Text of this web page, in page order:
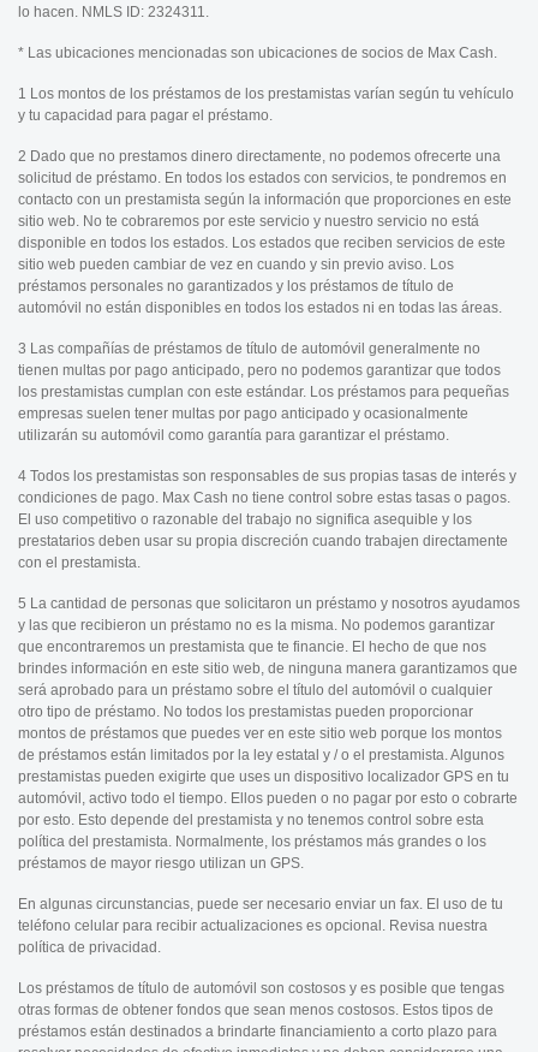
lo hacen. NMLS ID: 2324311.
* Las ubicaciones mencionadas son ubicaciones de socios de Max Cash.
1 Los montos de los préstamos de los prestamistas varían según tu vehículo
y tu capacidad para pagar el préstamo.
2 Dado que no prestamos dinero directamente, no podemos ofrecerte una
solicitud de préstamo. En todos los estados con servicios, te pondremos en
contacto con un prestamista según la información que proporciones en este
sitio web. No te cobraremos por este servicio y nuestro servicio no está
disponible en todos los estados. Los estados que reciben servicios de este
sitio web pueden cambiar de vez en cuando y sin previo aviso. Los
préstamos personales no garantizados y los préstamos de título de
automóvil no están disponibles en todos los estados ni en todas las áreas.
3 Las compañías de préstamos de título de automóvil generalmente no
tienen multas por pago anticipado, pero no podemos garantizar que todos
los prestamistas cumplan con este estándar. Los préstamos para pequeñas
empresas suelen tener multas por pago anticipado y ocasionalmente
utilizarán su automóvil como garantía para garantizar el préstamo.
4 Todos los prestamistas son responsables de sus propias tasas de interés y
condiciones de pago. Max Cash no tiene control sobre estas tasas o pagos.
El uso competitivo o razonable del trabajo no significa asequible y los
prestatarios deben usar su propia discreción cuando trabajen directamente
con el prestamista.
5 La cantidad de personas que solicitaron un préstamo y nosotros ayudamos
y las que recibieron un préstamo no es la misma. No podemos garantizar
que encontraremos un prestamista que te financie. El hecho de que nos
brindes información en este sitio web, de ninguna manera garantizamos que
será aprobado para un préstamo sobre el título del automóvil o cualquier
otro tipo de préstamo. No todos los prestamistas pueden proporcionar
montos de préstamos que puedes ver en este sitio web porque los montos
de préstamos están limitados por la ley estatal y / o el prestamista. Algunos
prestamistas pueden exigirte que uses un dispositivo localizador GPS en tu
automóvil, activo todo el tiempo. Ellos pueden o no pagar por esto o cobrarte
por esto. Esto depende del prestamista y no tenemos control sobre esta
política del prestamista. Normalmente, los préstamos más grandes o los
préstamos de mayor riesgo utilizan un GPS.
En algunas circunstancias, puede ser necesario enviar un fax. El uso de tu
teléfono celular para recibir actualizaciones es opcional. Revisa nuestra
política de privacidad.
Los préstamos de título de automóvil son costosos y es posible que tengas
otras formas de obtener fondos que sean menos costosos. Estos tipos de
préstamos están destinados a brindarte financiamiento a corto plazo para